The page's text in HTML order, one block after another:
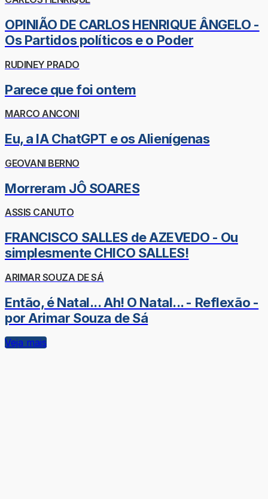
OPINIÃO DE CARLOS HENRIQUE ÂNGELO -
Os Partidos políticos e o Poder
RUDINEY PRADO
Parece que foi ontem
MARCO ANCONI
Eu, a IA ChatGPT e os Alienígenas
GEOVANI BERNO
Morreram JÔ SOARES
ASSIS CANUTO
FRANCISCO SALLES de AZEVEDO - Ou
simplesmente CHICO SALLES!
ARIMAR SOUZA DE SÁ
Então, é Natal... Ah! O Natal... - Reflexão -
por Arimar Souza de Sá
Veja mais